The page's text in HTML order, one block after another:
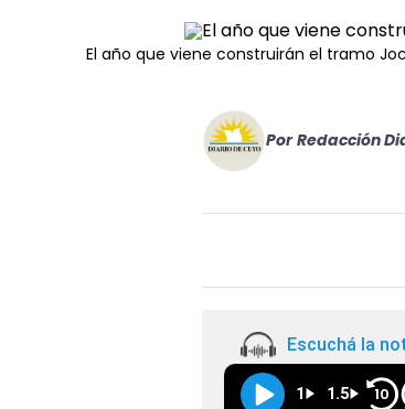
El año que viene construirán el tramo
Por Redacción
Escuchá la
1 1.5 10